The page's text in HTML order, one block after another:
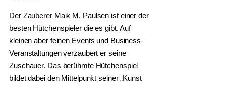
Der ZaubererMaik M. Paulsen ist einer der
besten Hütchenspieler die es gibt. Auf
kleinen aber feinen Events und Business-
Veranstaltungen verzaubert er seine
Zuschauer. Das berühmte Hütchenspiel
bildet dabei den Mittelpunkt seiner „Kunst